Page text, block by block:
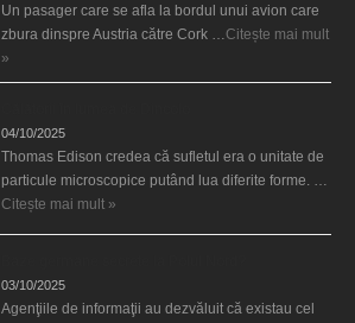
Un pasager care se afla la bordul unui avion care
zbura dinspre Austria către Cork …Citește mai mult
»
04/10/2025
Thomas Edison credea că sufletul era o unitate de
particule microscopice putând lua diferite forme. …
Citește mai mult »
03/10/2025
Agenţiile de informaţii au dezvăluit că existau cel